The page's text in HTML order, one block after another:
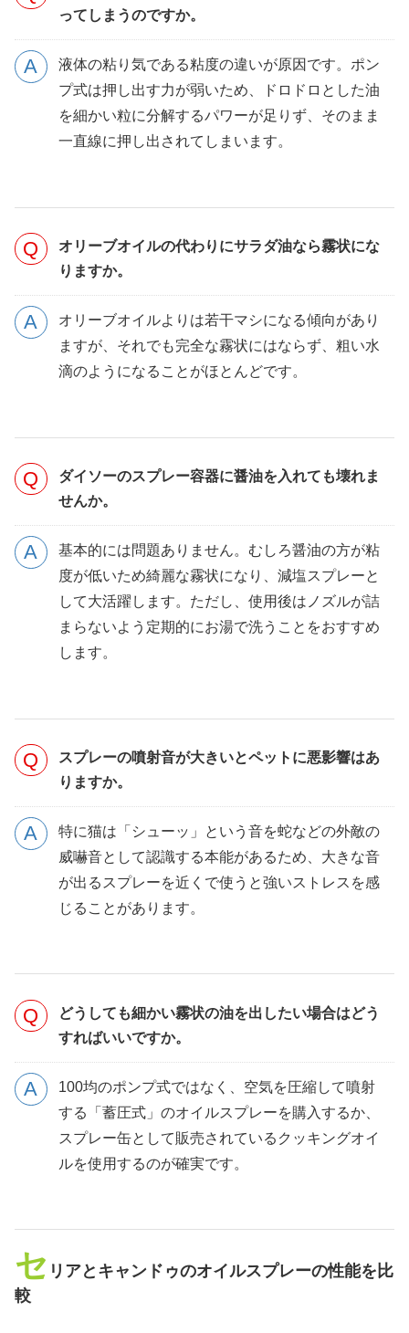
ってしまうのですか。
液体の粘り気である粘度の違いが原因です。ポン
プ式は押し出す力が弱いため、ドロドロとした油
を細かい粒に分解するパワーが足りず、そのまま
一直線に押し出されてしまいます。
オリーブオイルの代わりにサラダ油なら霧状にな
りますか。
オリーブオイルよりは若干マシになる傾向があり
ますが、それでも完全な霧状にはならず、粗い水
滴のようになることがほとんどです。
ダイソーのスプレー容器に醤油を入れても壊れま
せんか。
基本的には問題ありません。むしろ醤油の方が粘
度が低いため綺麗な霧状になり、減塩スプレーと
して大活躍します。ただし、使用後はノズルが詰
まらないよう定期的にお湯で洗うことをおすすめ
します。
スプレーの噴射音が大きいとペットに悪影響はあ
りますか。
特に猫は「シューッ」という音を蛇などの外敵の
威嚇音として認識する本能があるため、大きな音
が出るスプレーを近くで使うと強いストレスを感
じることがあります。
どうしても細かい霧状の油を出したい場合はどう
すればいいですか。
100均のポンプ式ではなく、空気を圧縮して噴射
する「蓄圧式」のオイルスプレーを購入するか、
スプレー缶として販売されているクッキングオイ
ルを使用するのが確実です。
セ リアとキャンドゥのオイルスプレーの性能を比
較